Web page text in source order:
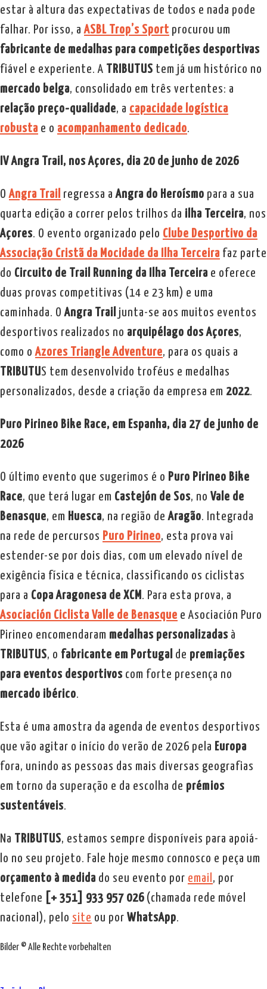
estar à altura das expectativas de todos e nada pode
falhar. Por isso, aASBL Trop’s Sport procurou um
fabricante de medalhas para competições desportivas
fiável e experiente. A
TRIBUTUS tem já um histórico no
mercado belga, consolidado em três vertentes: a
relação preço-qualidade, a capacidade logística
robusta e o acompanhamento dedicado.
IV Angra Trail, nos Açores, dia 20 de junho de 2026
OAngra Trail regressa aAngra do Heroísmo para a sua
quarta edição a correr pelos trilhos da ilha Terceira, nos
Açores. O evento organizado pelo Clube Desportivo da
Associação Cristã da Mocidade da Ilha Terceira faz parte
do Circuito de Trail Running da Ilha Terceira e oferece
duas provas competitivas (14 e 23 km) e uma
caminhada. OAngra Trail junta-se aos muitos eventos
desportivos realizados no arquipélago dos Açores,
como oAzores Triangle Adventure, para os quais a
TRIBUTUS tem desenvolvido troféus e medalhas
personalizados, desde a criação da empresa em 2022.
Puro Pirineo Bike Race, em Espanha, dia 27 de junho de
2026
O último evento que sugerimos é o Puro Pirineo Bike
Race, que terá lugar em Castejón de Sos, no Vale de
Benasque, em Huesca, na região deAragão. Integrada
na rede de percursos Puro Pirineo, esta prova vai
estender-se por dois dias, com um elevado nível de
exigência física e técnica, classificando os ciclistas
para a Copa Aragonesa de XCM. Para esta prova, a
Asociación Ciclista Valle de Benasque e Asociación Puro
Pirineo encomendaram medalhas personalizadas à
TRIBUTUS, o fabricante em Portugal de premiações
para eventos desportivos com forte presença no
mercado ibérico.
Esta é uma amostra da agenda de eventos desportivos
que vão agitar o início do verão de 2026 pela Europa
fora, unindo as pessoas das mais diversas geografias
em torno da superação e da escolha de prémios
sustentáveis.
Na TRIBUTUS, estamos sempre disponíveis para apoiá-
lo no seu projeto. Fale hoje mesmo connosco e peça um
orçamento à medida do seu evento por email , por
telefone
[+ 351] 933 957 026 (chamada rede móvel
nacional), pelo site ou por WhatsApp.
Bilder © Alle Rechte vorbehalten